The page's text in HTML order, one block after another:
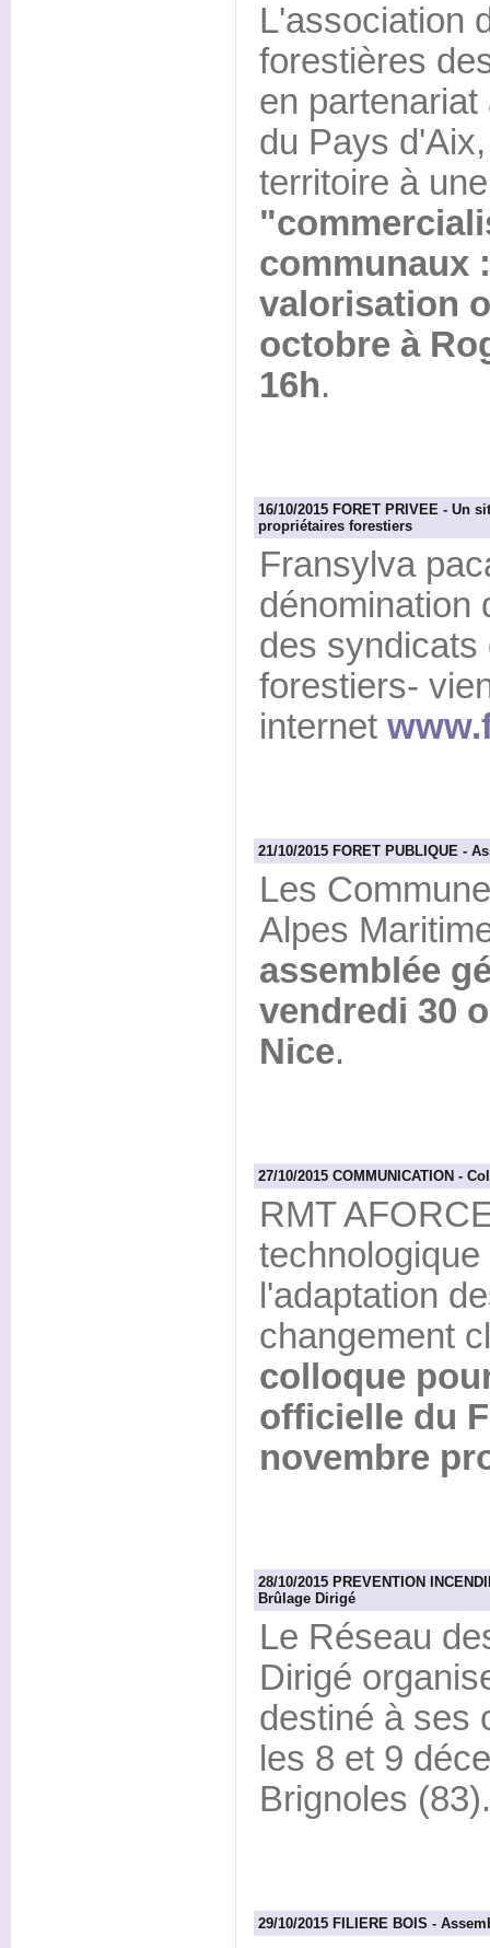
L'association
forestières
en
du Pays
territoire à
communaux
valorisation
octobre à
16h.
16/10/2015 FORET PRIVEE - Un
propriétaires forestiers
Fransylva
dénomination
des syndicats
forestiers-
internet
21/10/2015 FORET PUBLIQUE -
Les
Alpes
assemblée
vendredi 30
Nice.
27/10/2015 COMMUNICATION -
RMT
l'adaptation
changement
colloque
officielle du
novembre
28/10/2015 PREVENTION
Brûlage Dirigé
Le Réseau
Dirigé
destiné à ses
les 8 et 9
Brignoles (83).
29/10/2015 FILIERE BOIS -